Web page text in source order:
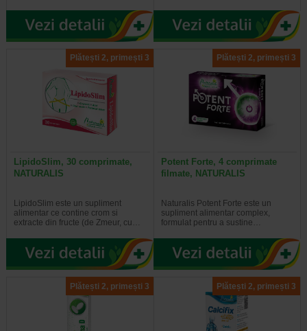
Plătești 2, primești 3
LipidoSlim, 30 comprimate,
NATURALIS
LipidoSlim este un supliment
alimentar ce contine crom si
extracte din fructe (de Zmeur, cu…
Plătești 2, primești 3
Potent Forte, 4 comprimate
filmate, NATURALIS
Naturalis Potent Forte este un
supliment alimentar complex,
formulat pentru a sustine…
Plătești 2, primești 3 Plătești 2, primești 3